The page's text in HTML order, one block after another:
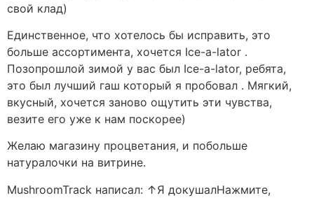
свой клад)
Единственное, что хотелось бы исправить, это
больше ассортимента, хочется Ice-a-lator .
Позопрошлой зимой у вас был Ice-a-lator, ребята,
это был лучший гаш который я пробовал . Мягкий,
вкусный, хочется заново ощутить эти чувства,
везите его уже к нам поскорее)
Желаю магазину процветания, и побольше
натуралочки на витрине.
MushroomTrack написал: ↑Я докушалНажмите,